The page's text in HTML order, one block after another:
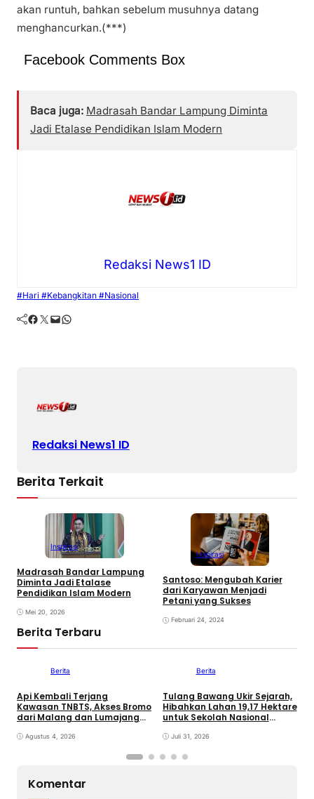
akan runtuh, bahkan sebelum musuhnya datang
menghancurkan.(***)
Facebook Comments Box
Baca juga: Madrasah Bandar Lampung Diminta
Jadi Etalase Pendidikan Islam Modern
Redaksi News1 ID
#Hari #Kebangkitan #Nasional
Facebook Twitter Mail WhatsApp
Redaksi News1 ID
Berita Terkait
Inspirasi
Madrasah Bandar Lampung
Diminta Jadi Etalase
Pendidikan Islam Modern
Mei 20, 2026
Inspirasi
Santoso: Mengubah Karier
dari Karyawan Menjadi
Petani yang Sukses
Februari 24, 2024
Berita Terbaru
Berita
Api Kembali Terjang
Kawasan TNBTS, Akses Bromo
dari Malang dan Lumajang
Agustus 4, 2026
Berita
Tulang Bawang Ukir Sejarah,
Hibahkan Lahan 19,17 Hektare
untuk Sekolah Nasional
Juli 31, 2026
Komentar